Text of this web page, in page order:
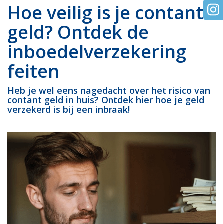
Hoe veilig is je contante
geld? Ontdek de
inboedelverzekering
feiten
Heb je wel eens nagedacht over het risico van
contant geld in huis? Ontdek hier hoe je geld
verzekerd is bij een inbraak!